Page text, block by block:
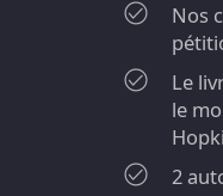
Nos
Le
le
2